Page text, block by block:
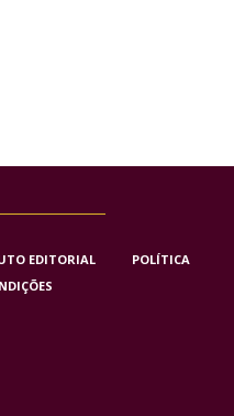
EDITORIAL POLÍTICA